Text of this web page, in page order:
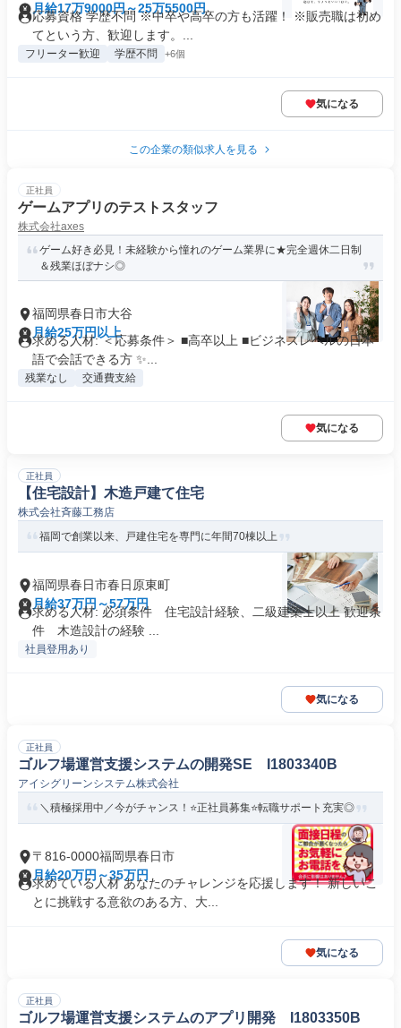
月給17万9000円～25万5500円
応募資格 学歴不問 ※中卒や高卒の方も活躍！ ※販売職は初め
てという方、歓迎します。...
フリーター歓迎 学歴不問 +6個
気になる
この企業の類似求人を見る
正社員
ゲームアプリのテストスタッフ
株式会社axes
ゲーム好き必見！未経験から憧れのゲーム業界に★完全週休二日制
＆残業ほぼナシ◎
福岡県春日市大谷
月給25万円以上
求める人材: ＜応募条件＞ ■高卒以上 ■ビジネスレベルの日本
語で会話できる方 ✨...
残業なし 交通費支給
気になる
正社員
【住宅設計】木造戸建て住宅
株式会社斉藤工務店
福岡で創業以来、戸建住宅を専門に年間70棟以上
福岡県春日市春日原東町
月給37万円～57万円
求める人材: 必須条件 住宅設計経験、二級建築士以上 歓迎条
件 木造設計の経験 ...
社員登用あり
気になる
正社員
ゴルフ場運営支援システムの開発SE I1803340B
アイシグリーンシステム株式会社
＼積極採用中／今がチャンス！⭐正社員募集⭐転職サポート充実◎
〒816-0000福岡県春日市
月給20万円～35万円
求めている人材 あなたのチャレンジを応援します！ 新しいこ
とに挑戦する意欲のある方、大...
気になる
正社員
ゴルフ場運営支援システムのアプリ開発 I1803350B